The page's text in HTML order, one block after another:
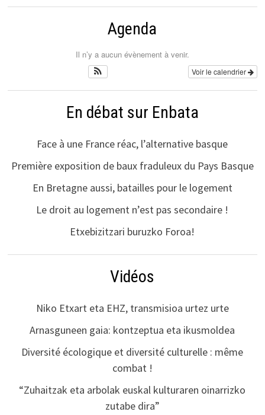
Agenda
Il n’y a aucun évènement à venir.
Voir le calendrier
En débat sur Enbata
Face à une France réac, l’alternative basque
Première exposition de baux fraduleux du Pays Basque
En Bretagne aussi, batailles pour le logement
Le droit au logement n’est pas secondaire !
Etxebizitzari buruzko Foroa!
Vidéos
Niko Etxart eta EHZ, transmisioa urtez urte
Arnasguneen gaia: kontzeptua eta ikusmoldea
Diversité écologique et diversité culturelle : même
combat !
“Zuhaitzak eta arbolak euskal kulturaren oinarrizko
zutabe dira”